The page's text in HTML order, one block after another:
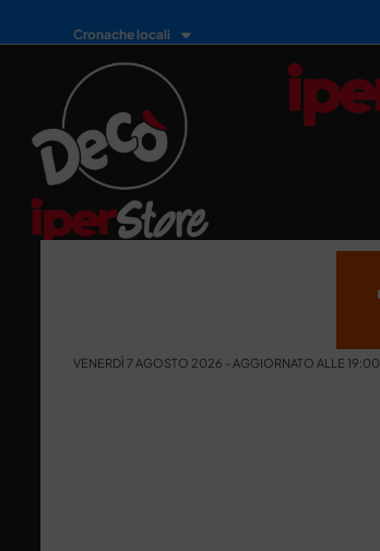
Cronache locali
VENERDÌ 7 AGOSTO 2026 - AGGIORNATO ALLE 19:00